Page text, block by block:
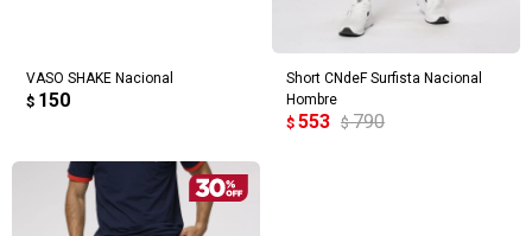
VASO SHAKE Nacional
$ 150
Short CNdeF Surfista Nacional
Hombre
$ 553 $ 790